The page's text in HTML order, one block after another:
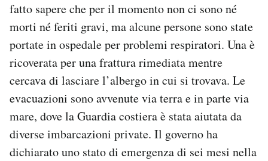
Esci
fatto sapere che per il momento non ci sono né
morti né feriti gravi, ma alcune persone sono state
portate in ospedale per problemi respiratori. Una è
ricoverata per una frattura rimediata mentre
cercava di lasciare l’albergo in cui si trovava. Le
evacuazioni sono avvenute via terra e in parte via
mare, dove la Guardia costiera è stata aiutata da
diverse imbarcazioni private. Il governo ha
dichiarato uno stato di emergenza di sei mesi nella